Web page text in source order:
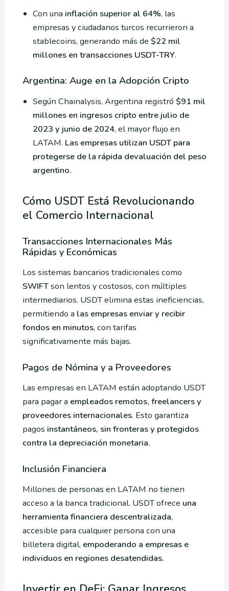
Con una inflación superior al 64%, las
empresas y ciudadanos turcos recurrieron a
stablecoins, generando más de $22 mil
millones en transacciones USDT-TRY.
Argentina: Auge en la Adopción Cripto
Según Chainalysis, Argentina registró $91 mil
millones en ingresos cripto entre julio de
2023 y junio de 2024, el mayor flujo en
LATAM. Las empresas utilizan USDT para
protegerse de la rápida devaluación del peso
argentino.
Cómo USDT Está Revolucionando
el Comercio Internacional
Transacciones Internacionales Más
Rápidas y Económicas
Los sistemas bancarios tradicionales como
SWIFTson lentos y costosos, con múltiples
intermediarios. USDT elimina estas ineficiencias,
permitiendo a las empresas enviar y recibir
fondos en minutos, con tarifas
significativamente más bajas.
Pagos de Nómina y a Proveedores
Las empresas en LATAM están adoptando USDT
para pagar a empleados remotos, freelancers y
proveedores internacionales. Esto garantiza
pagos instantáneos, sin fronteras y protegidos
contra la depreciación monetaria.
Inclusión Financiera
Millones de personas en LATAM no tienen
acceso a la banca tradicional. USDT ofrece una
herramienta financiera descentralizada,
accesible para cualquier persona con una
billetera digital, empoderando a empresas e
individuos en regiones desatendidas.